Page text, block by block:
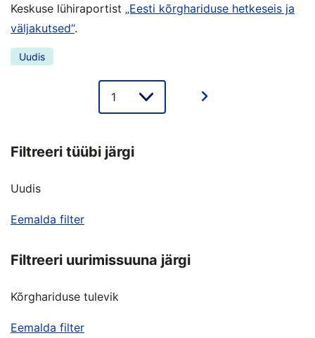
Keskuse lühiraportist „Eesti kõrghariduse hetkeseis ja
väljakutsed“.
Uudis
Lehe
valik
Filtreeri tüübi järgi
Uudis
Eemalda filter
Filtreeri uurimissuuna järgi
Kõrghariduse tulevik
Eemalda filter